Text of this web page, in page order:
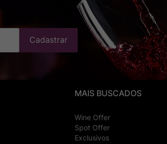
Cadastrar
MAIS BUSCADOS
Wine Offer
Spot Offer
Exclusivos